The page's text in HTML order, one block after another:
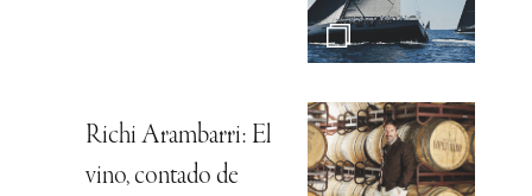
Richi Arambarri: El
vino, contado de